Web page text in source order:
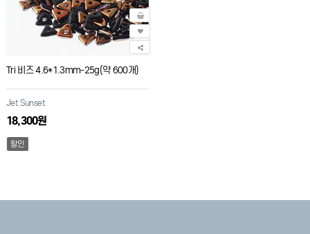
Tri 비즈 4.6*1.3mm-25g(약 600개)
Jet Sunset
18,300원
할인